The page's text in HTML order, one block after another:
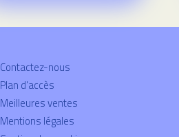
Contactez-nous
Plan d'accès
Meilleures ventes
Mentions légales